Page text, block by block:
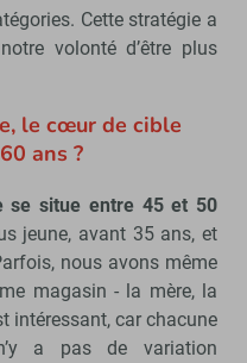
Cette stratégie a
volonté d’être plus
le cœur de cible
ans ?
se situe entre 45 et 50
jeune, avant 35 ans, et
nous avons même
magasin - la mère, la
intéressant, car chacune
a pas de variation